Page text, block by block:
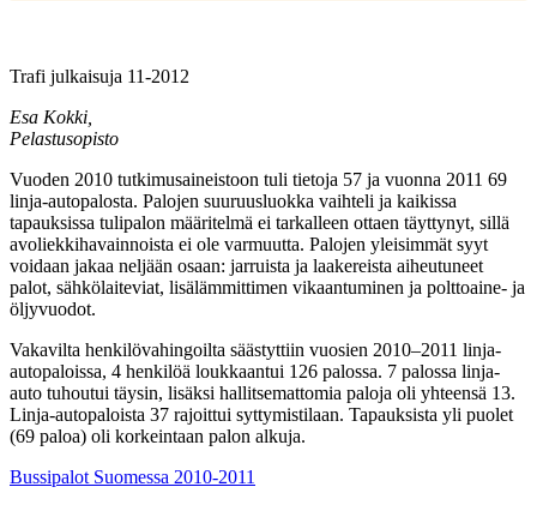
Trafi julkaisuja 11-2012
Esa Kokki,
Pelastusopisto
Vuoden 2010 tutkimusaineistoon tuli tietoja 57 ja vuonna 2011 69
linja-autopalosta. Palojen suuruusluokka vaihteli ja kaikissa
tapauksissa tulipalon määritelmä ei tarkalleen ottaen täyttynyt, sillä
avoliekkihavainnoista ei ole varmuutta. Palojen yleisimmät syyt
voidaan jakaa neljään osaan: jarruista ja laakereista aiheutuneet
palot, sähkölaiteviat, lisälämmittimen vikaantuminen ja polttoaine- ja
öljyvuodot.
Vakavilta henkilövahingoilta säästyttiin vuosien 2010–2011 linja-
autopaloissa, 4 henkilöä loukkaantui 126 palossa. 7 palossa linja-
auto tuhoutui täysin, lisäksi hallitsemattomia paloja oli yhteensä 13.
Linja-autopaloista 37 rajoittui syttymistilaan. Tapauksista yli puolet
(69 paloa) oli korkeintaan palon alkuja.
Bussipalot Suomessa 2010-2011